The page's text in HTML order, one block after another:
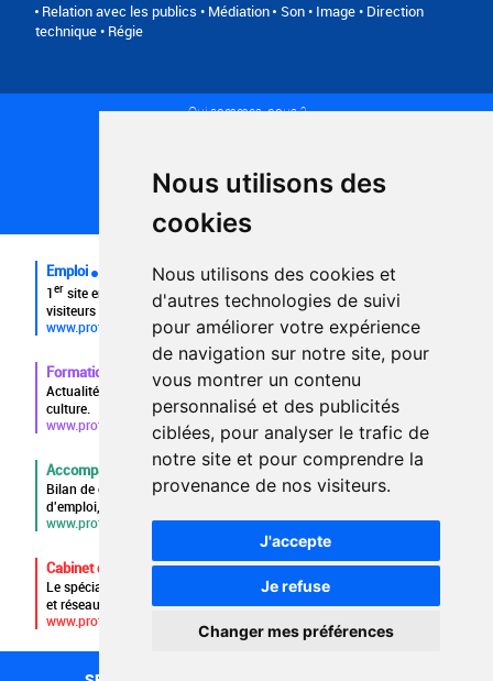
Nous utilisons des
cookies
Nous utilisons des cookies et
d'autres technologies de suivi
pour améliorer votre expérience
de navigation sur notre site, pour
vous montrer un contenu
personnalisé et des publicités
ciblées, pour analyser le trafic de
notre site et pour comprendre la
provenance de nos visiteurs.
J'accepte
Je refuse
Changer mes préférences
Relation avec les publics • Médiation
Son • Image • Direction
technique • Régie
Qui sommes-nous ?
Plan du site
FAQ recruteurs
FAQ
Emploi
1er site emploi du secteur culturel 784.000 visites et 230.000
visiteurs uniques par mois.
www.profilculture.com
Formation
Actualités, guide et annuaire des formations aux métiers de la
culture.
www.profilculture-formation.com
Accompagnement professionnel
Bilan de compétences, coaching, techniques de recherche
d'emploi, entretien conseil.
www.profilculture-competences.com
Cabinet de recrutement
Le spécialiste du secteur culturel, une cvthèque de 86.000 CV
et réseau unique de professionnels.
www.profilculture-conseil.com/cabinet-recrutement